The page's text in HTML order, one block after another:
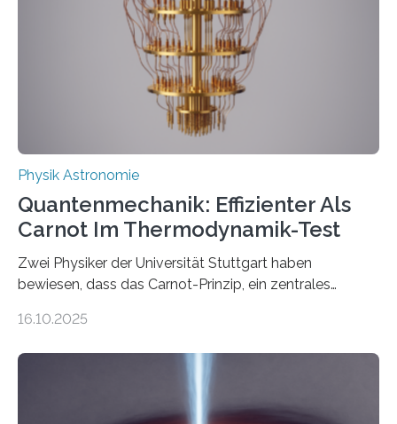
Internationalen Jahr der Quantenwissenschaft und -
technologie ausgerufen hat. Doch nun hat eine
internationale Forschungsgruppe um den
Physik Astronomie
Quantenmechanik: Effizienter Als
Carnot Im Thermodynamik-Test
Zwei Physiker der Universität Stuttgart haben
bewiesen, dass das Carnot-Prinzip, ein zentrales
Größenordnung von Atomen gilt, deren physikalische
Quantenmotoren voranbringen. Das
16.10.2025